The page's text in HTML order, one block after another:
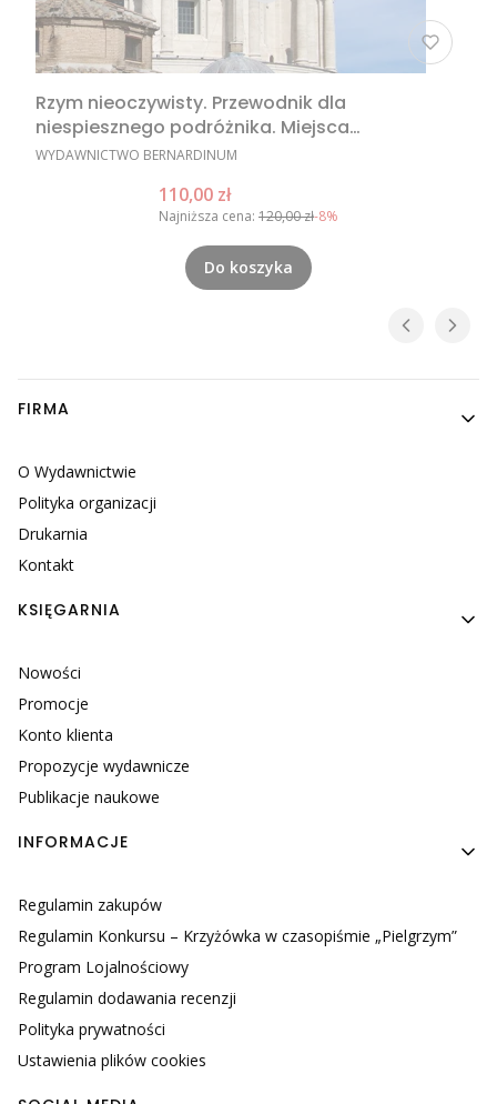
Rzym nieoczywisty. Przewodnik dla
niespiesznego podróżnika. Miejsca
nieoczywiste w Rzymie, nietypowe atrakcje
PRODUCENT
WYDAWNICTWO BERNARDINUM
Cena promocyjna
110,00 zł
Najniższa cena: 120,00 zł-8%
Do koszyka
Linki w stopce
FIRMA
O Wydawnictwie
Polityka organizacji
Drukarnia
Kontakt
KSIĘGARNIA
Nowości
Promocje
Konto klienta
Propozycje wydawnicze
Publikacje naukowe
INFORMACJE
Regulamin zakupów
Regulamin Konkursu – Krzyżówka w czasopiśmie „Pielgrzym”
Program Lojalnościowy
Regulamin dodawania recenzji
Polityka prywatności
Ustawienia plików cookies